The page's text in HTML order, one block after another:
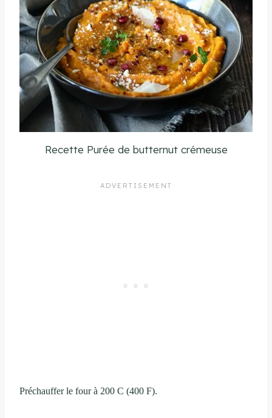
Recette Purée de butternut crémeuse
Préchauffer le four à 200 C (400 F).